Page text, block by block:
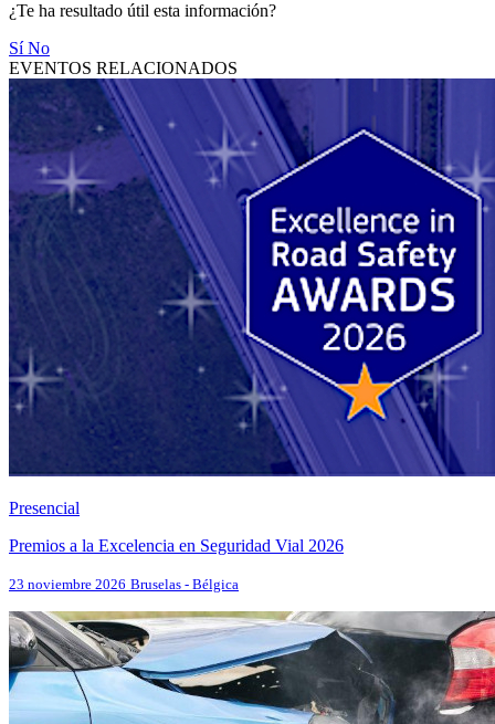
¿Te ha resultado útil esta información?
SíNo
EVENTOS RELACIONADOS
Presencial
Premios a la Excelencia en Seguridad Vial 2026
23 noviembre 2026 Bruselas - Bélgica